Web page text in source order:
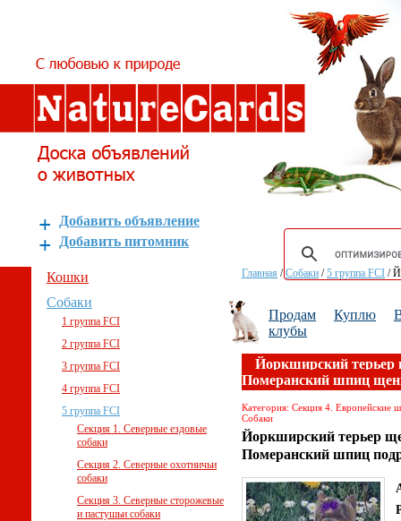
Добавить объявление
Добавить питомник
Кошки
Собаки
1 группа FCI
2 группа FCI
3 группа FCI
4 группа FCI
5 группа FCI
Секция 1. Северные ездовые
собаки
Секция 2. Северные охотничьи
собаки
Секция 3. Северные сторожевые
и пастушьи собаки
Главная /Собаки /5 группа FCI /
Продам Куплю
клубы
Йоркширский терьер
Померанский шпиц
Категория: Секция 4. Европейские
Собаки
Йоркширский терьер
Померанский шпиц